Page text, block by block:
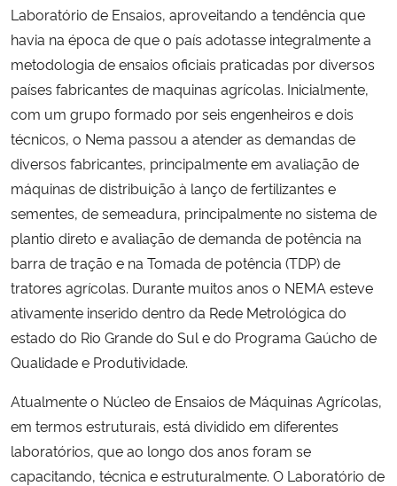
Ministério de Minas e Energia
Ministério da Ciência, Tecnologia, Inovações e Comunicações
Ministério do Meio Ambiente
Ministério do Turismo
Ministério do Desenvolvimento Regional
Controladoria-Geral da União
Ministério da Mulher, da Família e dos Direitos Humanos
Secretaria-Geral
Secretaria de Governo
Laboratório de Ensaios, aproveitando a tendência que
havia na época de que o país adotasse integralmente a
metodologia de ensaios oficiais praticadas por diversos
países fabricantes de maquinas agrícolas. Inicialmente,
com um grupo formado por seis engenheiros e dois
técnicos, o Nema passou a atender as demandas de
diversos fabricantes, principalmente em avaliação de
máquinas de distribuição à lanço de fertilizantes e
sementes, de semeadura, principalmente no sistema de
plantio direto e avaliação de demanda de potência na
barra de tração e na Tomada de potência (TDP) de
tratores agrícolas. Durante muitos anos o NEMA esteve
ativamente inserido dentro da Rede Metrológica do
estado do Rio Grande do Sul e do Programa Gaúcho de
Qualidade e Produtividade.
Atualmente o Núcleo de Ensaios de Máquinas Agrícolas,
em termos estruturais, está dividido em diferentes
laboratórios, que ao longo dos anos foram se
capacitando, técnica e estruturalmente. O Laboratório de